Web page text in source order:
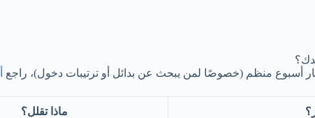
أسبوع منظم (خصوصًا لمن يبحث عن بدائل أو ترتيبات دخول)، راجع
ماذا تقلل؟